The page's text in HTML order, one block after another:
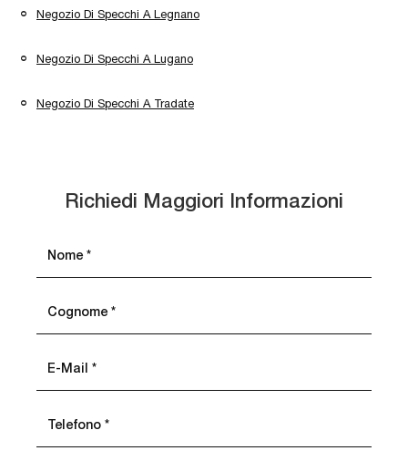
Negozio Di Specchi A Legnano
Negozio Di Specchi A Lugano
Negozio Di Specchi A Tradate
Richiedi Maggiori Informazioni